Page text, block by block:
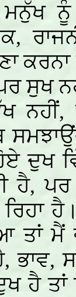
ਨੂੰ
ਸੁਖ
ਨਹੀਂ,
ਦੁਖ
ਹੈ,
ਰਿਹਾ
ਤਾਂ
ਭਾਵ,
ਹੈ